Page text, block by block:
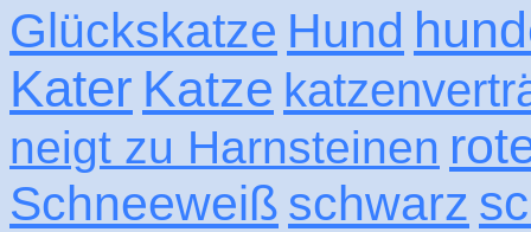
Glückskatze Hund
Kater Katze
neigt zu Harnsteinen
Schneeweiß schwarz